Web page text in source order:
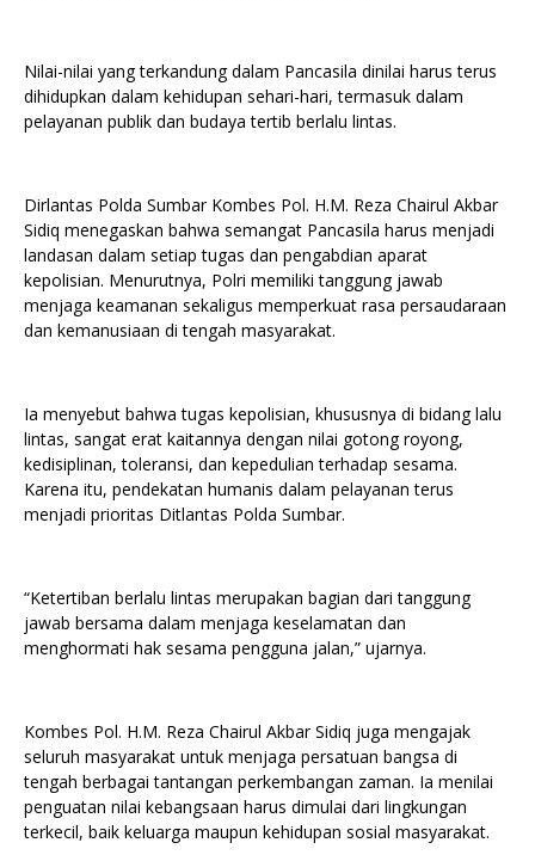
Nilai-nilai yang terkandung dalam Pancasila dinilai harus terus
dihidupkan dalam kehidupan sehari-hari, termasuk dalam
pelayanan publik dan budaya tertib berlalu lintas.
Dirlantas Polda Sumbar Kombes Pol. H.M. Reza Chairul Akbar
Sidiq menegaskan bahwa semangat Pancasila harus menjadi
landasan dalam setiap tugas dan pengabdian aparat
kepolisian. Menurutnya, Polri memiliki tanggung jawab
menjaga keamanan sekaligus memperkuat rasa persaudaraan
dan kemanusiaan di tengah masyarakat.
Ia menyebut bahwa tugas kepolisian, khususnya di bidang lalu
lintas, sangat erat kaitannya dengan nilai gotong royong,
kedisiplinan, toleransi, dan kepedulian terhadap sesama.
Karena itu, pendekatan humanis dalam pelayanan terus
menjadi prioritas Ditlantas Polda Sumbar.
“Ketertiban berlalu lintas merupakan bagian dari tanggung
jawab bersama dalam menjaga keselamatan dan
menghormati hak sesama pengguna jalan,” ujarnya.
Kombes Pol. H.M. Reza Chairul Akbar Sidiq juga mengajak
seluruh masyarakat untuk menjaga persatuan bangsa di
tengah berbagai tantangan perkembangan zaman. Ia menilai
penguatan nilai kebangsaan harus dimulai dari lingkungan
terkecil, baik keluarga maupun kehidupan sosial masyarakat.